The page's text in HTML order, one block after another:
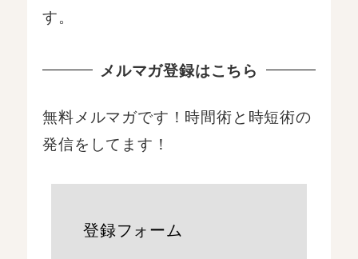
す。
メルマガ登録はこちら
無料メルマガです！時間術と時短術の
発信をしてます！
登録フォーム